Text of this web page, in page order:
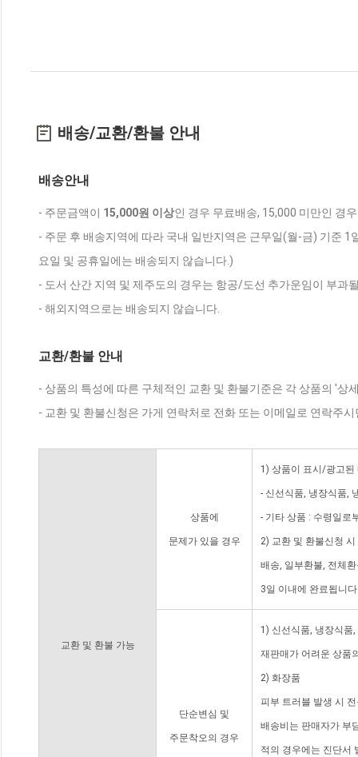
배송/교환/환불 안내
배송안내
- 주문금액이 15,000원 이상인 경우 무료배송, 15,000 미만인 경
- 주문 후 배송지역에 따라 국내 일반지역은 근무일(월-금) 기준
요일 및 공휴일에는 배송되지 않습니다.)
- 도서 산간 지역 및 제주도의 경우는 항공/도선 추가운임이 부과
- 해외지역으로는 배송되지 않습니다.
교환/환불 안내
- 상품의 특성에 따른 구체적인 교환 및 환불기준은 각 상품의 '상
- 교환 및 환불신청은 가게 연락처로 전화 또는 이메일로 연락주
교환 및 환불 가능
상품에
문제가 있을 경우
1) 상품이 표시/광고된
- 신선식품, 냉장식품,
- 기타 상품 : 수령일로
2) 교환 및 환불신청
배송, 일부환불, 전체
3일 이내에 완료됩니
단순변심 및
주문착오의 경우
1) 신선식품, 냉장식품
재판매가 어려운 상품
2) 화장품
피부 트러블 발생 시
배송비는 판매자가 부
적의 경우에는 진단서